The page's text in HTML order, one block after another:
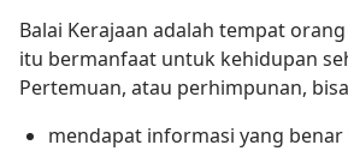
Balai Kerajaan adalah tempat
itu bermanfaat untuk kehidupan
Pertemuan, atau perhimpunan,
mendapat informasi yang